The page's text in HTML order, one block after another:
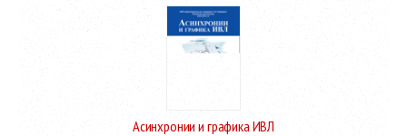
Асинхронии и графика ИВЛ